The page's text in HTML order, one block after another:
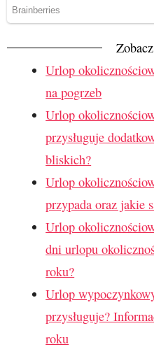
Urlop
na pogrzeb
Urlop
przysługuje
bliskich?
Urlop
przypada oraz jakie
Urlop
dni urlopu
roku?
Urlop
przysługuje?
roku